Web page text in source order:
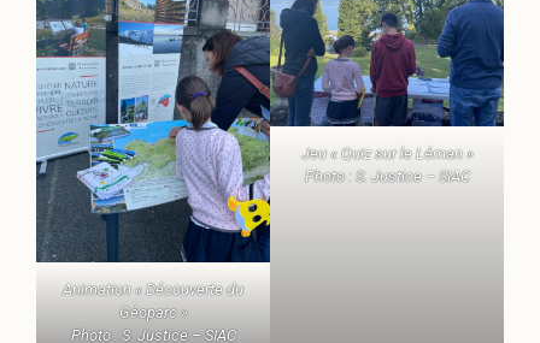
Animation « Découverte du
Géoparc »
Photo : S. Justice – SIAC
Jeu « Quiz sur le Léman »
Photo : S. Justice – SIAC